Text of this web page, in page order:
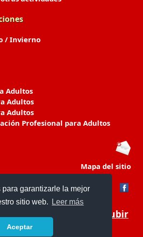
garantizarle la mejor
sitio web.
Leer más
Aceptar
/ Invierno
Adultos
Adultos
Adultos
Profesional para Adultos
Mapa del sitio
Subir